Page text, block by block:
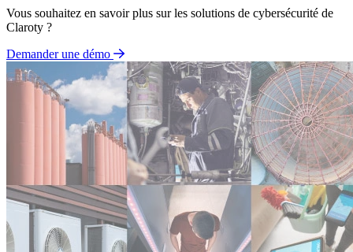
Vous souhaitez en savoir plus sur les solutions de cybersécurité de
Claroty ?
Demander une démo